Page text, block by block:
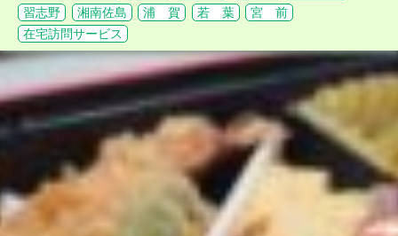
習志野
湘南佐島 浦 賀 若 葉
宮 前
在宅訪問サービス